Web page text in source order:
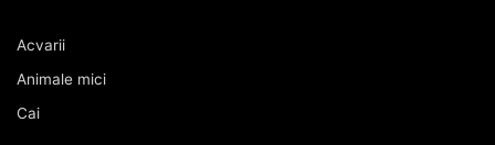
Acvarii
Animale mici
Cai